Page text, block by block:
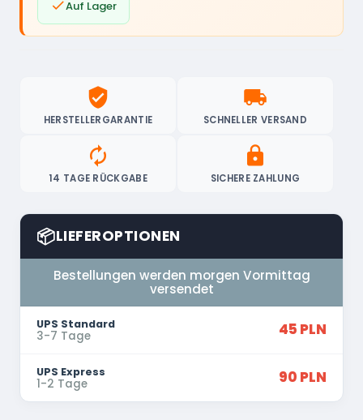
Auf Lager
verified_user
HERSTELLERGARANTIE
local_shipping
SCHNELLER VERSAND
autorenew
14 TAGE RÜCKGABE
lock
SICHERE ZAHLUNG
📦LIEFEROPTIONEN
Bestellungen werden morgen Vormittag
versendet
UPS Standard
3-7 Tage 45 PLN
UPS Express
1-2 Tage 90 PLN